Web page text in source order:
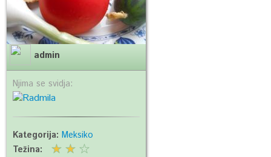
admin
Njima se svidja:
Kategorija:Meksiko
Težina: